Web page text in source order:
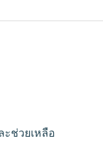
ช่วยเหลือ